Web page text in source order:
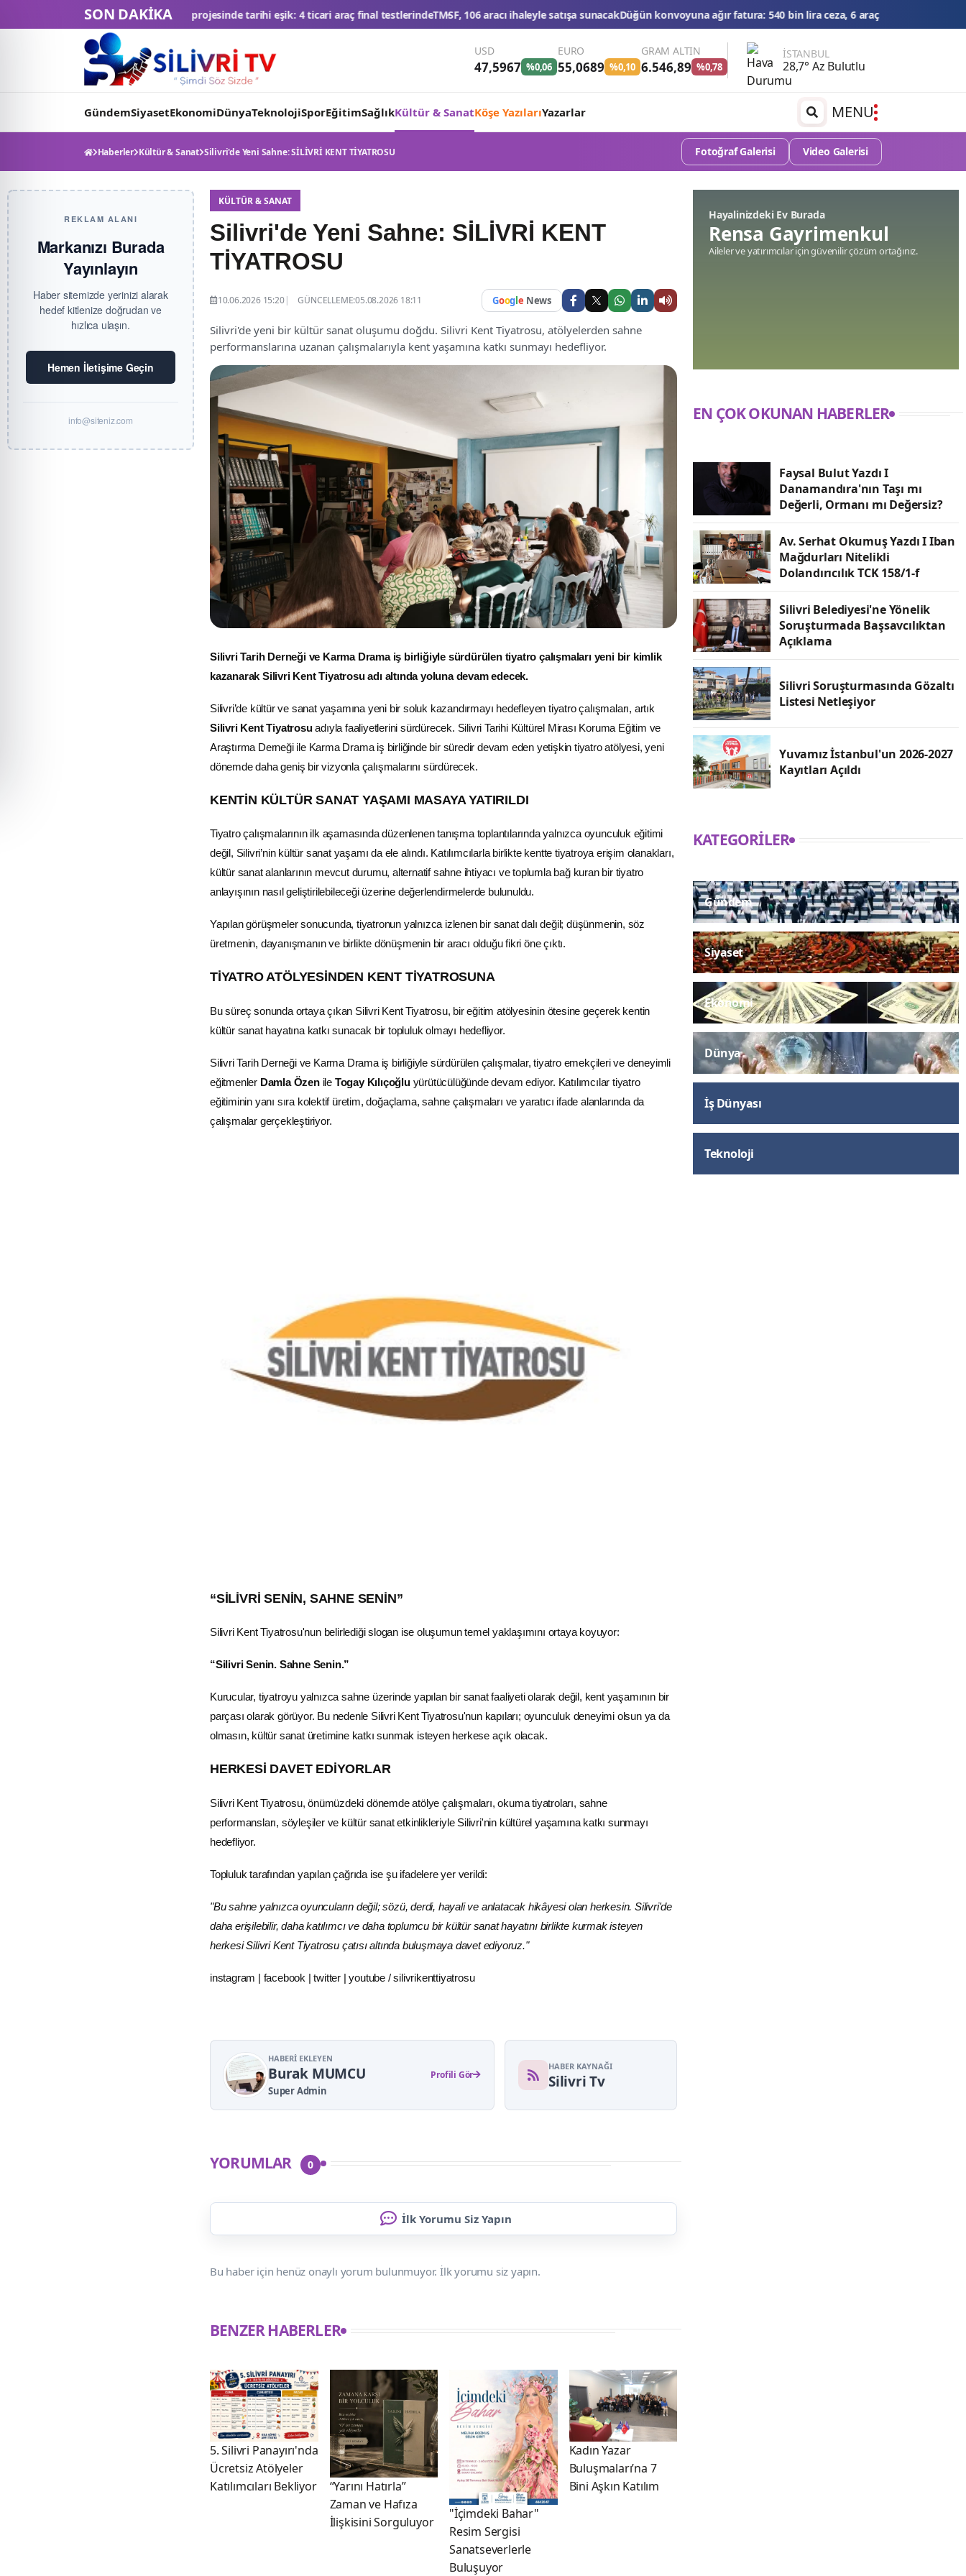
SON DAKİKA
Ay Üssü projesinde tarihi eşik: 4 ticari araç final testlerindeTMSF, 106 aracı ihaleyle satışa sunacakDüğün konvoyuna ağır fatura: 540 bin lira ceza, 6 araç trafikten men edildiTHY'den tüm
USD
47,5967 %0,06
EURO
55,0689 %0,10
GRAM ALTIN
6.546,89 %0,78
İSTANBUL
28,7° Az Bulutlu
GündemSiyasetEkonomiDünyaTeknolojiSporEğitimSağlıkKültür & SanatKöşe YazılarıYazarlar MENU
Haberler Kültür & Sanat Silivri'de Yeni Sahne: SİLİVRİ KENT TİYATROSU Fotoğraf Galerisi Video Galerisi
REKLAM ALANI
Markanızı Burada
Yayınlayın
Haber sitemizde yerinizi alarak
hedef kitlenize doğrudan ve
hızlıca ulaşın.
Hemen İletişime Geçin
info@siteniz.com
KÜLTÜR & SANAT
Silivri'de Yeni Sahne: SİLİVRİ KENT
TİYATROSU
10.06.2026 15:20 GÜNCELLEME:05.08.2026 18:11 Google News
Silivri'de yeni bir kültür sanat oluşumu doğdu. Silivri Kent Tiyatrosu, atölyelerden sahne
performanslarına uzanan çalışmalarıyla kent yaşamına katkı sunmayı hedefliyor.
Silivri Tarih Derneği ve Karma Drama iş birliğiyle sürdürülen tiyatro çalışmaları yeni bir kimlik
kazanarak Silivri Kent Tiyatrosu adı altında yoluna devam edecek.
Silivri’de kültür ve sanat yaşamına yeni bir soluk kazandırmayı hedefleyen tiyatro çalışmaları, artık
Silivri Kent Tiyatrosuadıyla faaliyetlerini sürdürecek. Silivri Tarihi Kültürel Mirası Koruma Eğitim ve
Araştırma Derneği ile Karma Drama iş birliğinde bir süredir devam eden yetişkin tiyatro atölyesi, yeni
dönemde daha geniş bir vizyonla çalışmalarını sürdürecek.
KENTİN KÜLTÜR SANAT YAŞAMI MASAYA YATIRILDI
Tiyatro çalışmalarının ilk aşamasında düzenlenen tanışma toplantılarında yalnızca oyunculuk eğitimi
değil, Silivri’nin kültür sanat yaşamı da ele alındı. Katılımcılarla birlikte kentte tiyatroya erişim olanakları,
kültür sanat alanlarının mevcut durumu, alternatif sahne ihtiyacı ve toplumla bağ kuran bir tiyatro
anlayışının nasıl geliştirilebileceği üzerine değerlendirmelerde bulunuldu.
Yapılan görüşmeler sonucunda, tiyatronun yalnızca izlenen bir sanat dalı değil; düşünmenin, söz
üretmenin, dayanışmanın ve birlikte dönüşmenin bir aracı olduğu fikri öne çıktı.
TİYATRO ATÖLYESİNDEN KENT TİYATROSUNA
Bu süreç sonunda ortaya çıkan Silivri Kent Tiyatrosu, bir eğitim atölyesinin ötesine geçerek kentin
kültür sanat hayatına katkı sunacak bir topluluk olmayı hedefliyor.
Silivri Tarih Derneği ve Karma Drama iş birliğiyle sürdürülen çalışmalar, tiyatro emekçileri ve deneyimli
eğitmenler Damla Özenile Togay Kılıçoğluyürütücülüğünde devam ediyor. Katılımcılar tiyatro
eğitiminin yanı sıra kolektif üretim, doğaçlama, sahne çalışmaları ve yaratıcı ifade alanlarında da
çalışmalar gerçekleştiriyor.
“SİLİVRİ SENİN, SAHNE SENİN”
Silivri Kent Tiyatrosu'nun belirlediği slogan ise oluşumun temel yaklaşımını ortaya koyuyor:
“Silivri Senin. Sahne Senin.”
Kurucular, tiyatroyu yalnızca sahne üzerinde yapılan bir sanat faaliyeti olarak değil, kent yaşamının bir
parçası olarak görüyor. Bu nedenle Silivri Kent Tiyatrosu'nun kapıları; oyunculuk deneyimi olsun ya da
olmasın, kültür sanat üretimine katkı sunmak isteyen herkese açık olacak.
HERKESİ DAVET EDİYORLAR
Silivri Kent Tiyatrosu, önümüzdeki dönemde atölye çalışmaları, okuma tiyatroları, sahne
performansları, söyleşiler ve kültür sanat etkinlikleriyle Silivri'nin kültürel yaşamına katkı sunmayı
hedefliyor.
Topluluk tarafından yapılan çağrıda ise şu ifadelere yer verildi:
"Bu sahne yalnızca oyuncuların değil; sözü, derdi, hayali ve anlatacak hikâyesi olan herkesin. Silivri'de
daha erişilebilir, daha katılımcı ve daha toplumcu bir kültür sanat hayatını birlikte kurmak isteyen
herkesi Silivri Kent Tiyatrosu çatısı altında buluşmaya davet ediyoruz."
instagram | facebook | twitter | youtube / silivrikenttiyatrosu
HABERI EKLEYEN
Burak MUMCU
Super Admin
Profili Gör
HABER KAYNAĞI
Silivri Tv
YORUMLAR 0
İlk Yorumu Siz Yapın
Bu haber için henüz onaylı yorum bulunmuyor. İlk yorumu siz yapın.
BENZER HABERLER
5. Silivri Panayırı'nda
Ücretsiz Atölyeler
Katılımcıları Bekliyor
“Yarını Hatırla”
Zaman ve Hafıza
İlişkisini Sorguluyor
"İçimdeki Bahar"
Resim Sergisi
Sanatseverlerle
Buluşuyor
Kadın Yazar
Buluşmaları’na 7
Bini Aşkın Katılım
Hayalinizdeki Ev Burada
Rensa Gayrimenkul
Aileler ve yatırımcılar için güvenilir çözüm ortağınız.
EN ÇOK OKUNAN HABERLER
Faysal Bulut Yazdı I
Danamandıra'nın Taşı mı
Değerli, Ormanı mı Değersiz?
Av. Serhat Okumuş Yazdı I Iban
Mağdurları Nitelikli
Dolandırıcılık TCK 158/1-f
Silivri Belediyesi'ne Yönelik
Soruşturmada Başsavcılıktan
Açıklama
Silivri Soruşturmasında Gözaltı
Listesi Netleşiyor
Yuvamız İstanbul'un 2026-2027
Kayıtları Açıldı
KATEGORILER
Gündem
Siyaset
Ekonomi
Dünya
İş Dünyası
Teknoloji